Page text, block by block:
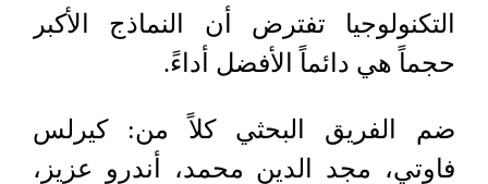
التكنولوجيا تفترض أن النماذج الأكبر
حجماً هي دائماً الأفضل أداءً.
ضم الفريق البحثي كلاً من: كيرلس
فاوتي، مجد الدين محمد، أندرو عزيز،